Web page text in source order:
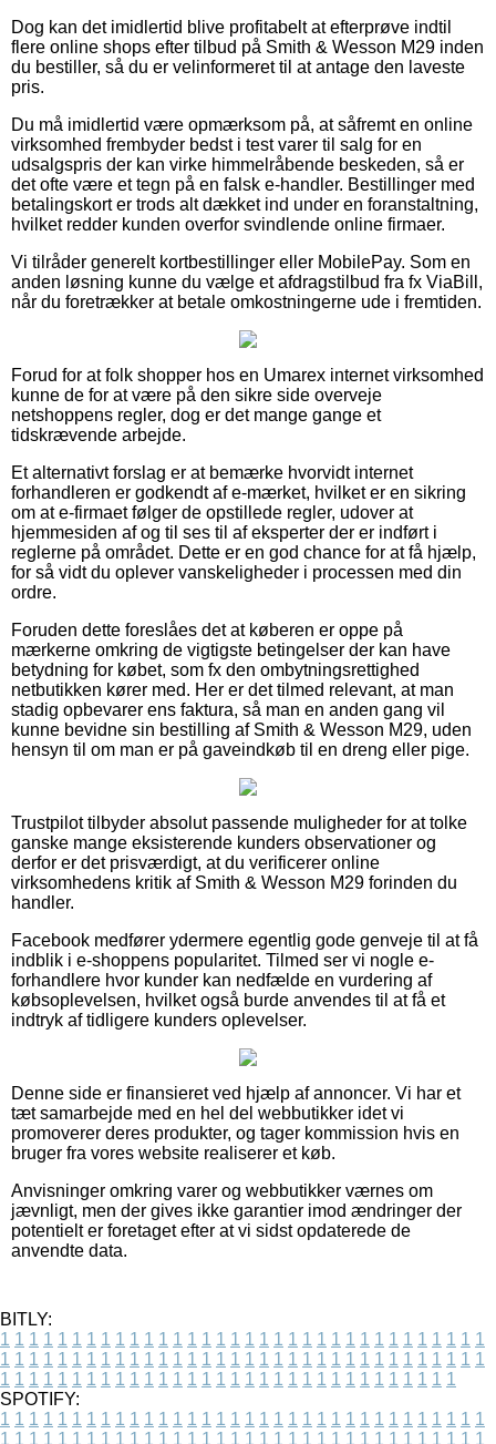
Dog kan det imidlertid blive profitabelt at efterprøve indtil
flere online shops efter tilbud på Smith & Wesson M29 inden
du bestiller, så du er velinformeret til at antage den laveste
pris.
Du må imidlertid være opmærksom på, at såfremt en online
virksomhed frembyder bedst i test varer til salg for en
udsalgspris der kan virke himmelråbende beskeden, så er
det ofte være et tegn på en falsk e-handler. Bestillinger med
betalingskort er trods alt dækket ind under en foranstaltning,
hvilket redder kunden overfor svindlende online firmaer.
Vi tilråder generelt kortbestillinger eller MobilePay. Som en
anden løsning kunne du vælge et afdragstilbud fra fx ViaBill,
når du foretrækker at betale omkostningerne ude i fremtiden.
Forud for at folk shopper hos en Umarex internet virksomhed
kunne de for at være på den sikre side overveje
netshoppens regler, dog er det mange gange et
tidskrævende arbejde.
Et alternativt forslag er at bemærke hvorvidt internet
forhandleren er godkendt af e-mærket, hvilket er en sikring
om at e-firmaet følger de opstillede regler, udover at
hjemmesiden af og til ses til af eksperter der er indført i
reglerne på området. Dette er en god chance for at få hjælp,
for så vidt du oplever vanskeligheder i processen med din
ordre.
Foruden dette foreslåes det at køberen er oppe på
mærkerne omkring de vigtigste betingelser der kan have
betydning for købet, som fx den ombytningsrettighed
netbutikken kører med. Her er det tilmed relevant, at man
stadig opbevarer ens faktura, så man en anden gang vil
kunne bevidne sin bestilling af Smith & Wesson M29, uden
hensyn til om man er på gaveindkøb til en dreng eller pige.
Trustpilot tilbyder absolut passende muligheder for at tolke
ganske mange eksisterende kunders observationer og
derfor er det prisværdigt, at du verificerer online
virksomhedens kritik af Smith & Wesson M29 forinden du
handler.
Facebook medfører ydermere egentlig gode genveje til at få
indblik i e-shoppens popularitet. Tilmed ser vi nogle e-
forhandlere hvor kunder kan nedfælde en vurdering af
købsoplevelsen, hvilket også burde anvendes til at få et
indtryk af tidligere kunders oplevelser.
Denne side er finansieret ved hjælp af annoncer. Vi har et
tæt samarbejde med en hel del webbutikker idet vi
promoverer deres produkter, og tager kommission hvis en
bruger fra vores website realiserer et køb.
Anvisninger omkring varer og webbutikker værnes om
jævnligt, men der gives ikke garantier imod ændringer der
potentielt er foretaget efter at vi sidst opdaterede de
anvendte data.
BITLY:
1 1 1 1 1 1 1 1 1 1 1 1 1 1 1 1 1 1 1 1 1 1 1 1 1 1 1 1 1 1 1 1 1 1
1 1 1 1 1 1 1 1 1 1 1 1 1 1 1 1 1 1 1 1 1 1 1 1 1 1 1 1 1 1 1 1 1 1
1 1 1 1 1 1 1 1 1 1 1 1 1 1 1 1 1 1 1 1 1 1 1 1 1 1 1 1 1 1 1 1
SPOTIFY:
1 1 1 1 1 1 1 1 1 1 1 1 1 1 1 1 1 1 1 1 1 1 1 1 1 1 1 1 1 1 1 1 1 1
1 1 1 1 1 1 1 1 1 1 1 1 1 1 1 1 1 1 1 1 1 1 1 1 1 1 1 1 1 1 1 1 1 1